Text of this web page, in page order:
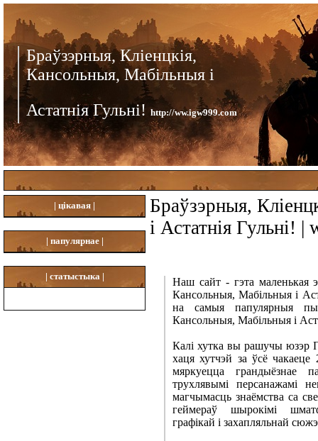
Браўзэрныя, Кліенцкія,
Кансольныя, Мабільныя і
Астатнія Гульні! http://ww.igw999.com
| цікавая |
| папулярнае |
| статыстыка |
Браўзэрныя,
і Астатнія Гульні!
Наш сайт - гэта маленькая
Кансольныя, Мабільныя і
на самыя папулярныя
Кансольныя, Мабільныя і
Калі хутка вы рашучы юзэр
хаця хутчэй за ўсё
мяркуецца грандыёзнае
трухлявымі персанажамі
магчымасць знаёмства са
геймераў шырокімі
графікай і захапляльнай